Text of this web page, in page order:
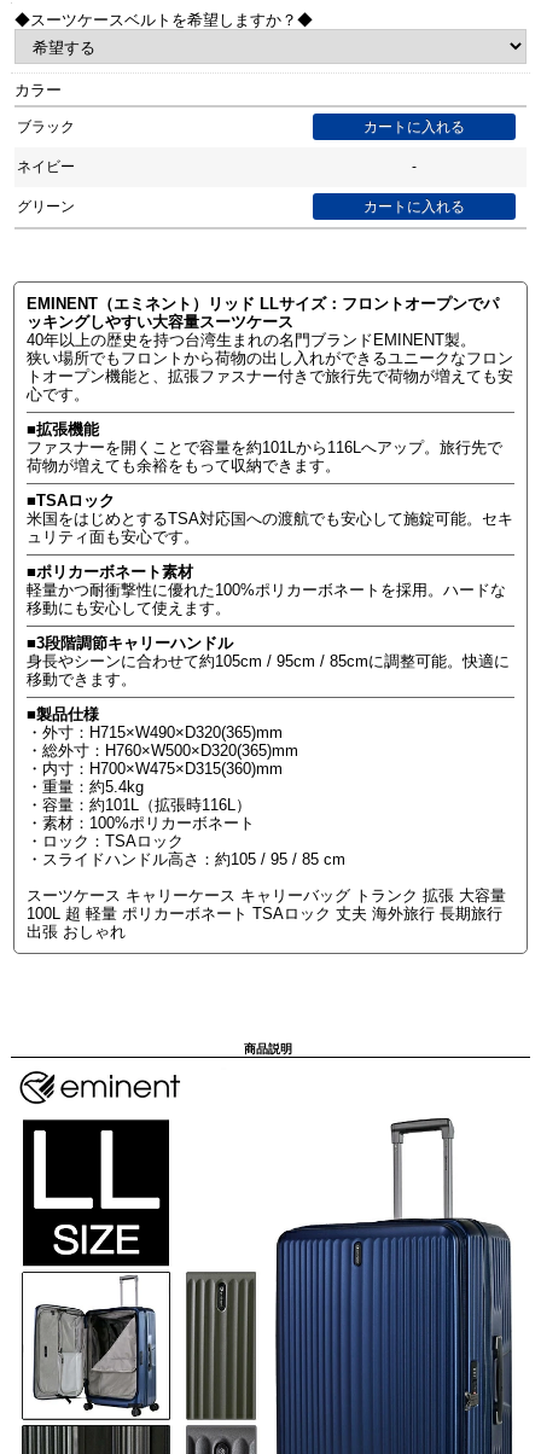
◆スーツケースベルトを希望しますか？◆
カラー
ブラック
ネイビー -
グリーン
EMINENT（エミネント）リッド LLサイズ：フロントオープンでパ
ッキングしやすい大容量スーツケース
40年以上の歴史を持つ台湾生まれの名門ブランドEMINENT製。
狭い場所でもフロントから荷物の出し入れができるユニークなフロン
トオープン機能と、拡張ファスナー付きで旅行先で荷物が増えても安
心です。
■拡張機能
ファスナーを開くことで容量を約101Lから116Lへアップ。旅行先で
荷物が増えても余裕をもって収納できます。
■TSAロック
米国をはじめとするTSA対応国への渡航でも安心して施錠可能。セキ
ュリティ面も安心です。
■ポリカーボネート素材
軽量かつ耐衝撃性に優れた100%ポリカーボネートを採用。ハードな
移動にも安心して使えます。
■3段階調節キャリーハンドル
身長やシーンに合わせて約105cm / 95cm / 85cmに調整可能。快適に
移動できます。
■製品仕様
・外寸：H715×W490×D320(365)mm
・総外寸：H760×W500×D320(365)mm
・内寸：H700×W475×D315(360)mm
・重量：約5.4kg
・容量：約101L（拡張時116L）
・素材：100%ポリカーボネート
・ロック：TSAロック
・スライドハンドル高さ：約105 / 95 / 85 cm
スーツケース キャリーケース キャリーバッグ トランク 拡張 大容量
100L 超 軽量 ポリカーボネート TSAロック 丈夫 海外旅行 長期旅行
出張 おしゃれ
商品説明